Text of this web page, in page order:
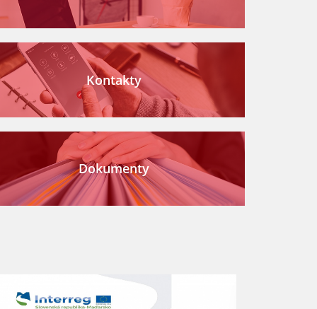
Kontakty
Dokumenty